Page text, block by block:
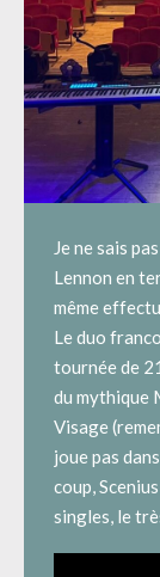
Je ne sais
Lennon en
même
Le duo
tournée de
du mythique
Visage
joue pas
coup,
singles, le